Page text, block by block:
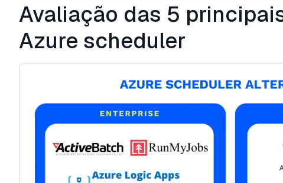
Avaliação das 5
Azure scheduler